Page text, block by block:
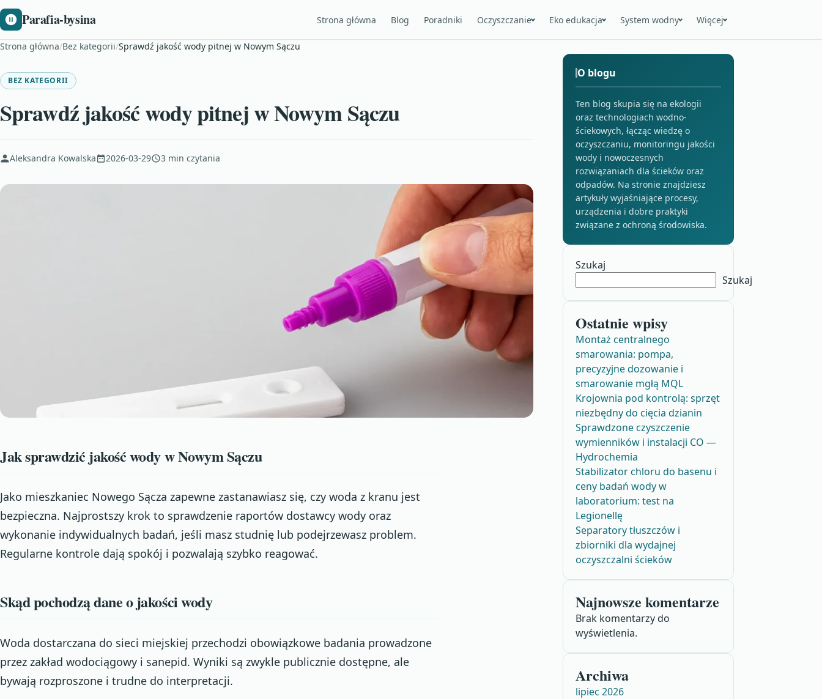
Parafia-bysina Strona główna Blog Poradniki Oczyszczanie Eko edukacja System wodny Więcej
Strona główna/Bez kategorii/Sprawdź jakość wody pitnej w Nowym Sączu
BEZ KATEGORII
Sprawdź jakość wody pitnej w Nowym Sączu
Aleksandra Kowalska 2026-03-29 3 min czytania
Jak sprawdzić jakość wody w Nowym Sączu
Jako mieszkaniec Nowego Sącza zapewne zastanawiasz się, czy woda z kranu jest
bezpieczna. Najprostszy krok to sprawdzenie raportów dostawcy wody oraz
wykonanie indywidualnych badań, jeśli masz studnię lub podejrzewasz problem.
Regularne kontrole dają spokój i pozwalają szybko reagować.
Skąd pochodzą dane o jakości wody
Woda dostarczana do sieci miejskiej przechodzi obowiązkowe badania prowadzone
przez zakład wodociągowy i sanepid. Wyniki są zwykle publicznie dostępne, ale
bywają rozproszone i trudne do interpretacji.
O blogu
Ten blog skupia się na ekologii
oraz technologiach wodno-
ściekowych, łącząc wiedzę o
oczyszczaniu, monitoringu jakości
wody i nowoczesnych
rozwiązaniach dla ścieków oraz
odpadów. Na stronie znajdziesz
artykuły wyjaśniające procesy,
urządzenia i dobre praktyki
związane z ochroną środowiska.
Szukaj
Szukaj
Ostatnie wpisy
Montaż centralnego
smarowania: pompa,
precyzyjne dozowanie i
smarowanie mgłą MQL
Krojownia pod kontrolą: sprzęt
niezbędny do cięcia dzianin
Sprawdzone czyszczenie
wymienników i instalacji CO —
Hydrochemia
Stabilizator chloru do basenu i
ceny badań wody w
laboratorium: test na
Legionellę
Separatory tłuszczów i
zbiorniki dla wydajnej
oczyszczalni ścieków
Najnowsze komentarze
Brak komentarzy do
wyświetlenia.
Archiwa
lipiec 2026